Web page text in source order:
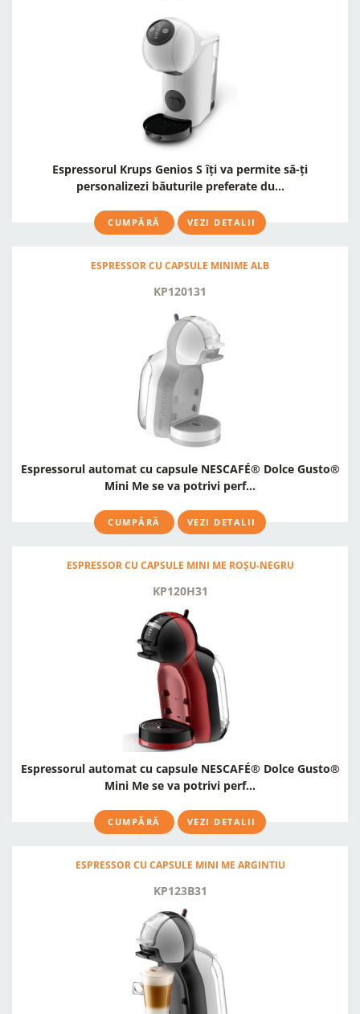
Espressorul Krups Genios S îți va permite să-ți
personalizezi băuturile preferate du...
CUMPĂRĂ VEZI DETALII
ESPRESSOR CU CAPSULE MINIME ALB
KP120131
Espressorul automat cu capsule NESCAFÉ® Dolce Gusto®
Mini Me se va potrivi perf...
CUMPĂRĂ VEZI DETALII
ESPRESSOR CU CAPSULE MINI ME ROȘU-NEGRU
KP120H31
Espressorul automat cu capsule NESCAFÉ® Dolce Gusto®
Mini Me se va potrivi perf...
CUMPĂRĂ VEZI DETALII
ESPRESSOR CU CAPSULE MINI ME ARGINTIU
KP123B31